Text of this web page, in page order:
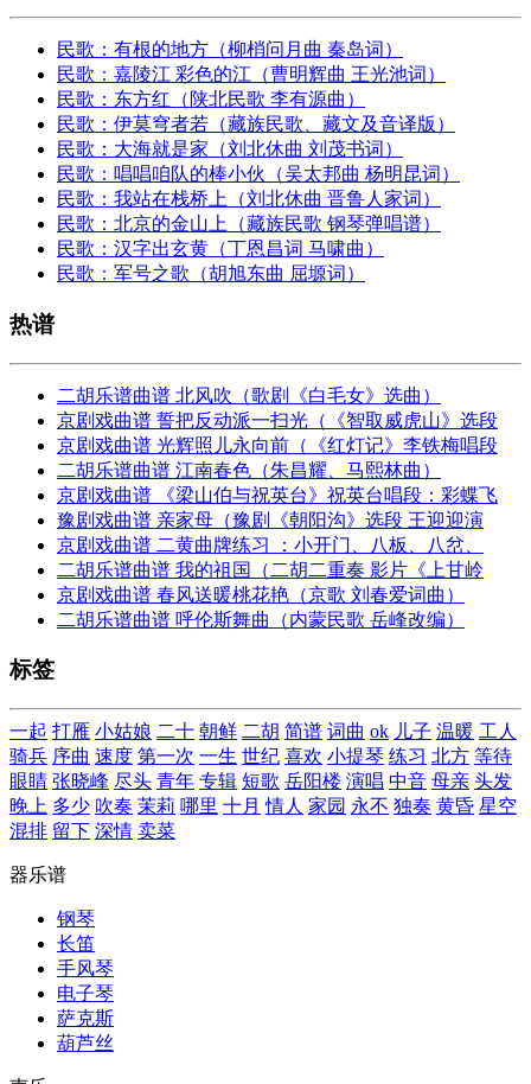
民歌：有根的地方（柳梢问月曲 秦岛词）
民歌：嘉陵江 彩色的江（曹明辉曲 王光池词）
民歌：东方红（陕北民歌 李有源曲）
民歌：伊莫穹者若（藏族民歌、藏文及音译版）
民歌：大海就是家（刘北休曲 刘茂书词）
民歌：唱唱咱队的棒小伙（吴太邦曲 杨明昆词）
民歌：我站在栈桥上（刘北休曲 晋鲁人家词）
民歌：北京的金山上（藏族民歌 钢琴弹唱谱）
民歌：汉字出玄黄（丁恩昌词 马啸曲）
民歌：军号之歌（胡旭东曲 屈塬词）
热谱
二胡乐谱曲谱 北风吹（歌剧《白毛女》选曲）
京剧戏曲谱 誓把反动派一扫光（《智取威虎山》选段
京剧戏曲谱 光辉照儿永向前（《红灯记》李铁梅唱段
二胡乐谱曲谱 江南春色（朱昌耀、马熙林曲）
京剧戏曲谱 《梁山伯与祝英台》祝英台唱段：彩蝶飞
豫剧戏曲谱 亲家母（豫剧《朝阳沟》选段 王迎迎演
京剧戏曲谱 二黄曲牌练习 ：小开门、八板、八岔、
二胡乐谱曲谱 我的祖国（二胡二重奏 影片《上甘岭
京剧戏曲谱 春风送暖桃花艳（京歌 刘春爱词曲）
二胡乐谱曲谱 呼伦斯舞曲（内蒙民歌 岳峰改编）
标签
一起 打雁 小姑娘 二十 朝鲜 二胡 简谱 词曲 ok 儿子 温暖 工人
骑兵 序曲 速度 第一次 一生 世纪 喜欢 小提琴 练习 北方 等待
眼睛 张晓峰 尽头 青年 专辑 短歌 岳阳楼 演唱 中音 母亲 头发
晚上 多少 吹奏 茉莉 哪里 十月 情人 家园 永不 独奏 黄昏 星空
混排 留下 深情 卖菜
器乐谱
钢琴
长笛
手风琴
电子琴
萨克斯
葫芦丝